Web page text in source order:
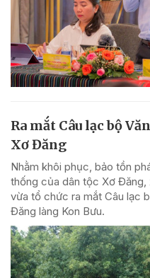
Ra mắt Câu lạc bộ
Xơ Đăng
Nhằm khôi phục, bảo tồn
thống của dân tộc Xơ Đăng,
vừa tổ chức ra mắt Câu lạc
Đăng làng Kon Bưu.